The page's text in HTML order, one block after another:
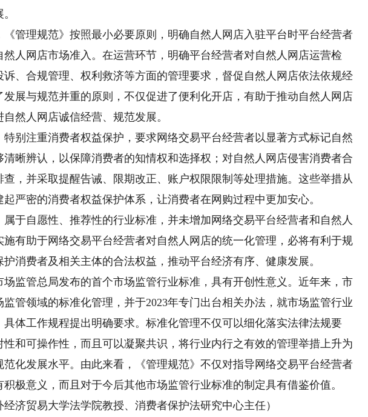
理规范》按照最小必要原则，明确自然人网店入驻平台时平台经营者
人网店市场准入。在运营环节，明确平台经营者对自然人网店运营检
、合规管理、权利救济等方面的管理要求，督促自然人网店依法依规经
展与规范并重的原则，不仅促进了便利化开店，有助于推动自然人网店
然人网店诚信经营、规范发展。
注重消费者权益保护，要求网络交易平台经营者以显著方式标记自然
清晰辨认，以保障消费者的知情权和选择权；对自然人网店侵害消费者合
，并采取提醒告诫、限期改正、账户权限限制等处理措施。这些举措从
严密的消费者权益保护体系，让消费者在网购过程中更加安心。
自愿性、推荐性的行业标准，并未增加网络交易平台经营者和自然人
施有助于网络交易平台经营者对自然人网店的统一化管理，必将有利于规
消费者及相关主体的合法权益，推动平台经济有序、健康发展。
管总局发布的首个市场监管行业标准，具有开创性意义。近年来，市
管领域的标准化管理，并于2023年专门出台相关办法，就市场监管行业
体工作规程提出明确要求。标准化管理不仅可以细化落实法律法规要
和可操作性，而且可以凝聚共识，将行业内行之有效的管理举措上升为
化发展水平。由此来看，《管理规范》不仅对指导网络交易平台经营者
极意义，而且对于今后其他市场监管行业标准的制定具有借鉴价值。
贸易大学法学院教授、消费者保护法研究中心主任）